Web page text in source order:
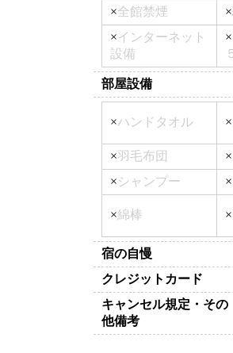
×全館禁煙 ×
×インターネット
設備
×
部屋設備
×ハンドタオル ×
×羽毛布団 ×
×シャンプー ×
×綿棒 ×
宿の自慢
クレジットカード
キャンセル規定・その
他備考